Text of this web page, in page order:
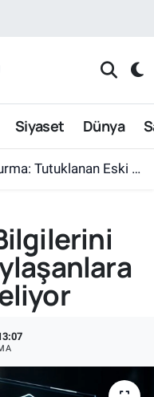
Siyaset Dünya
Burkay Karatepe Yer Gösterdi
Fikstür